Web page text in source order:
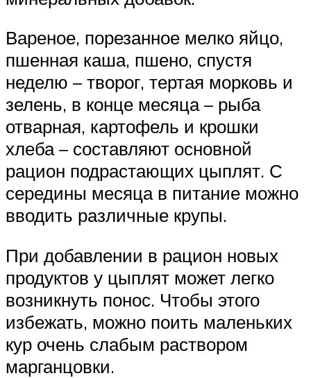
Вареное, порезанное мелко яйцо,
пшенная каша, пшено, спустя
неделю – творог, тертая морковь и
зелень, в конце месяца – рыба
отварная, картофель и крошки
хлеба – составляют основной
рацион подрастающих цыплят. С
середины месяца в питание можно
вводить различные крупы.
При добавлении в рацион новых
продуктов у цыплят может легко
возникнуть понос. Чтобы этого
избежать, можно поить маленьких
кур очень слабым раствором
марганцовки.